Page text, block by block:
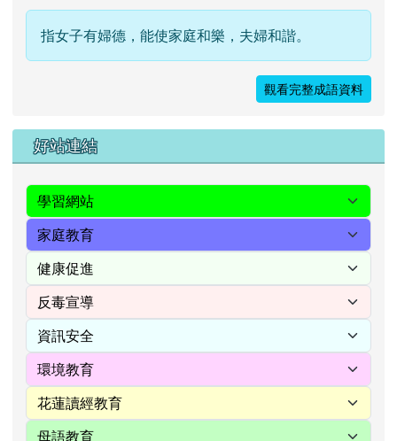
指女子有婦德，能使家庭和樂，夫婦和諧。
觀看完整成語資料
右邊區域內容
好站連結